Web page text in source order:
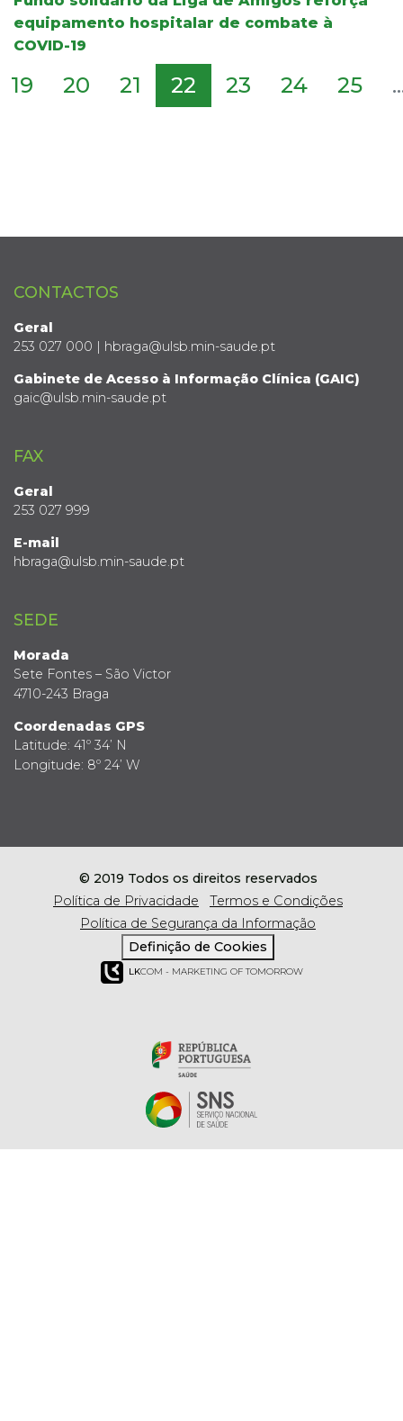
equipamento hospitalar de combate à
COVID-19
19 20 21 22 23 24 25
CONTACTOS
Geral
253 027 000 | hbraga@ulsb.min-saude.pt
Gabinete de Acesso à Informação Clínica (GAIC)
gaic@ulsb.min-saude.pt
FAX
Geral
253 027 999
E-mail
hbraga@ulsb.min-saude.pt
SEDE
Morada
Sete Fontes – São Victor
4710-243 Braga
Coordenadas GPS
Latitude: 41º 34’ N
Longitude: 8º 24’ W
© 2019 Todos os direitos reservados
Política de Privacidade
Termos e Condições
Política de Segurança da Informação
Definição de Cookies
LKCOM - MARKETING OF TOMORROW